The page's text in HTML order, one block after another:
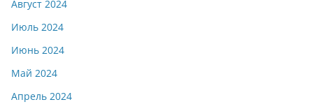
Август 2024
Июль 2024
Июнь 2024
Май 2024
Апрель 2024